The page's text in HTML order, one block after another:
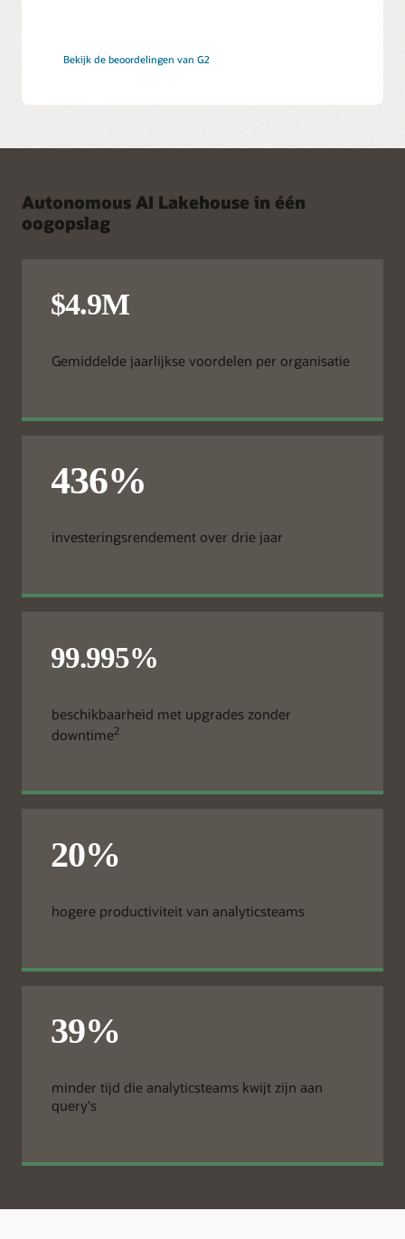
Bekijk de beoordelingen van G2
Autonomous AI Lakehouse in één
oogopslag
Gemiddelde jaarlijkse voordelen per organisatie
investeringsrendement over drie jaar
beschikbaarheid met upgrades zonder
downtime2
hogere productiviteit van analyticsteams
minder tijd die analyticsteams kwijt zijn aan
query's